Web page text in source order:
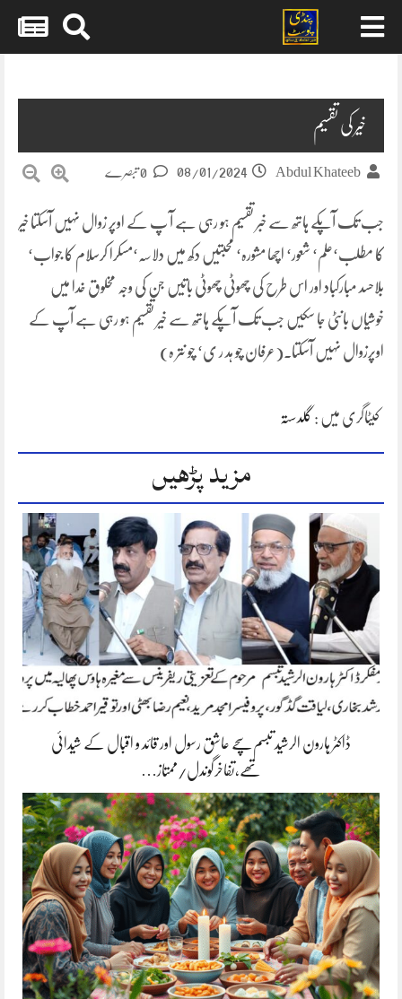
خیر کی تقسیم
Abdul Khateeb
08/01/2024
جب تک آپکے ہاتھ سے خبر تقسیم ہو رہی ہے آ پ کے اوپر زوال نہیں آسکتا خیر
کا مطلب‘علم‘ شعور‘ اچھا مشورہ‘ محبتیں دکھ میں دلاسہ‘مسکرا کرسلام کا جواب‘
بلاحسد مبارکباد اور اس طرح کی چھوٹی چھوٹی باتیں جن کی وجہ مخلوق خدا میں
خوشیاں بانٹی جا سکیں جب تک آپکے ہاتھ سے خیر تقسیم ہو رہی ہے آپ کے
اوپرزوال نہیں آسکتا۔(عرفان چو ہد ر ی‘ چو نتر ہ)
کیٹاگری میں : گلدستہ
مزید پڑھیں
ڈاکٹر ہارون الرشید تبسم سچے عاشق رسول اور قائد و اقبال کے شیدائی
تھے،تفاخرگوندل/ممتاز…